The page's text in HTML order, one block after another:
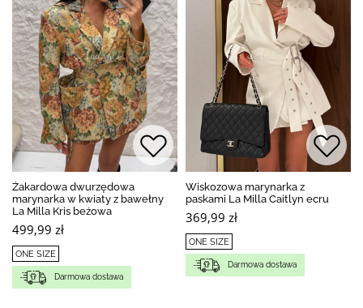
Żakardowa dwurzędowa
marynarka w kwiaty z bawełny
La Milla Kris beżowa
499,99 zł
ONE SIZE
Darmowa dostawa
Wiskozowa marynarka z
paskami La Milla Caitlyn ecru
369,99 zł
ONE SIZE
Darmowa dostawa